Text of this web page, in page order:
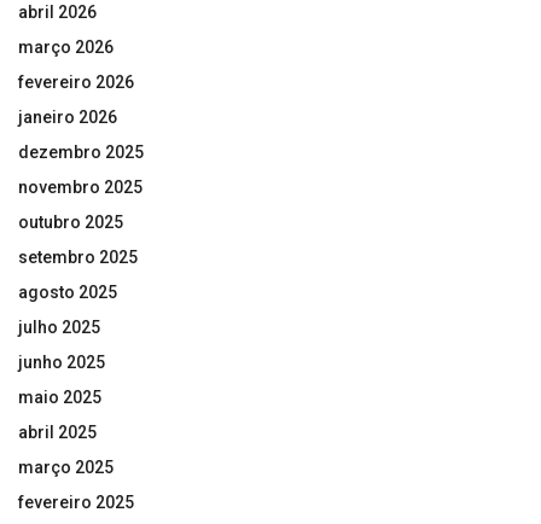
abril 2026
março 2026
fevereiro 2026
janeiro 2026
dezembro 2025
novembro 2025
outubro 2025
setembro 2025
agosto 2025
julho 2025
junho 2025
maio 2025
abril 2025
março 2025
fevereiro 2025